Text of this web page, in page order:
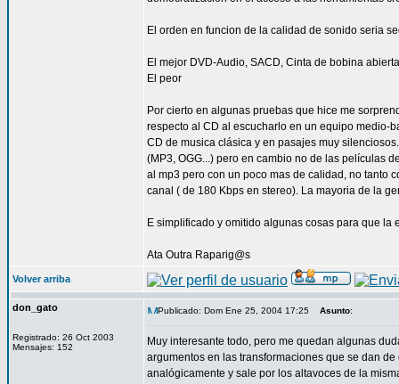
El orden en funcion de la calidad de sonido seria
El mejor DVD-Audio, SACD, Cinta de bobina
El peor
Por cierto en algunas pruebas que hice me
respecto al CD al escucharlo en un equipo medio-
CD de musica clásica y en pasajes muy
(MP3, OGG...) pero en cambio no de las películas
al mp3 pero con un poco mas de calidad, no tanto
canal ( de 180 Kbps en stereo). La mayoria de la
E simplificado y omitido algunas cosas para que
Ata Outra Raparig@s
Volver arriba
don_gato
Registrado: 26 Oct 2003
Mensajes: 152
Publicado: Dom Ene 25, 2004 17:25 Asunto:
Muy interesante todo, pero me quedan algunas
argumentos en las transformaciones que se dan
analógicamente y sale por los altavoces de la